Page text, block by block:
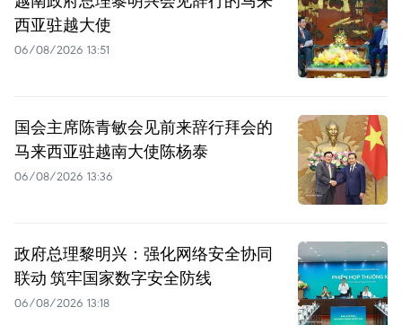
西亚驻越大使
06/08/2026 13:51
国会主席陈青敏会见前来辞行拜会的
马来西亚驻越南大使陈杨泰
06/08/2026 13:36
政府总理黎明兴：强化网络安全协同
联动 筑牢国家数字安全防线
06/08/2026 13:18